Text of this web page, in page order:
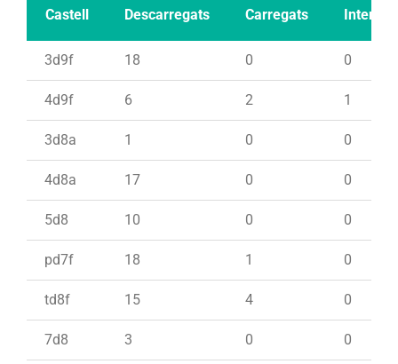
Castell Descarregats Carregats Intents
3d9f 18 0 0
4d9f 6 2 1
3d8a 1 0 0
4d8a 17 0 0
5d8 10 0 0
pd7f 18 1 0
td8f 15 4 0
7d8 3 0 0